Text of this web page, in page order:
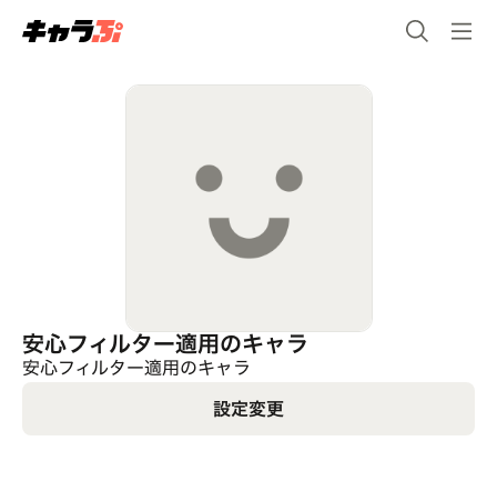
安心フィルター適用のキャラ
安心フィルター適用のキャラ
設定変更